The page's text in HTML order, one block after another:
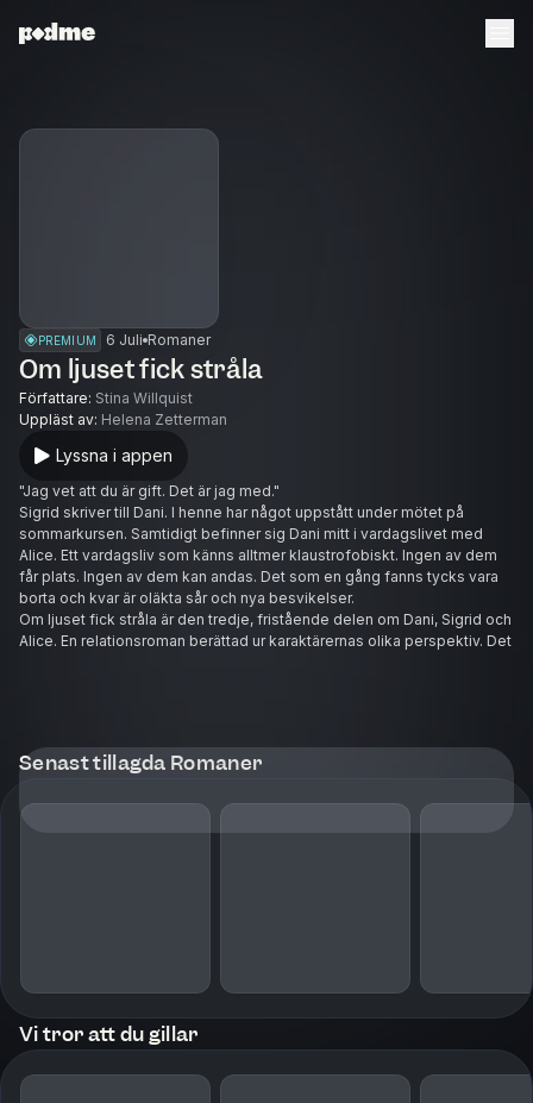
PREMIUM 6 Juli Romaner
Om ljuset fick stråla
Författare: Stina Willquist
Uppläst av: Helena Zetterman
Lyssna i appen
"Jag vet att du är gift. Det är jag med."
Sigrid skriver till Dani. I henne har något uppstått under mötet på
sommarkursen. Samtidigt befinner sig Dani mitt i vardagslivet med
Alice. Ett vardagsliv som känns alltmer klaustrofobiskt. Ingen av dem
får plats. Ingen av dem kan andas. Det som en gång fanns tycks vara
borta och kvar är oläkta sår och nya besvikelser.
Om ljuset fick stråla är den tredje, fristående delen om Dani, Sigrid och
Alice. En relationsroman berättad ur karaktärernas olika perspektiv. Det
kom den fristående uppföljaren Alla mina dejter. Om ljuset fick stråla är
den tredje fristående delen i trilogin. Stina fångar sina läsare med
tillfälle till reflektion kring egna relationer.
Senast tillagda Romaner
Vi tror att du gillar